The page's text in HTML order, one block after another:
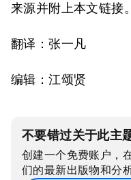
来源并附上本文链接。
翻译：张一凡
编辑：江颂贤
不要错过关于此主
创建一个免费账户，
们的最新出版物和分析